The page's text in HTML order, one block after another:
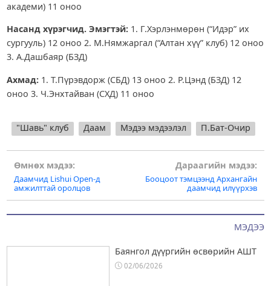
МЭДЭЭ
Баянгол дүүргийн өсвөрийн АШТ
02/06/2026
академи) 11 оноо
Насанд хүрэгчид. Эмэгтэй:1. Г.Хэрлэнмөрөн (“Идэр” их
сургууль) 12 оноо 2. М.Нямжаргал (“Алтан хүү” клуб) 12 оноо
3. А.Дашбаяр (БЗД)
Ахмад:1. Т.Пүрэвдорж (СБД) 13 оноо 2. Р.Цэнд (БЗД) 12
оноо 3. Ч.Энхтайван (СХД) 11 оноо
"Шавь" клуб Даам Мэдээ мэдээлэл П.Бат-Очир
Post
navigation
Өмнөх мэдээ:
Даамчид Lishui Open-д
амжилттай оролцов
Дараагийн мэдээ:
Бооцоот тэмцээнд Архангайн
даамчид илүүрхэв